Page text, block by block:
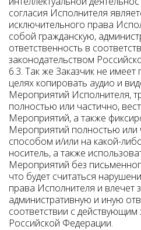
согласия Исполнителя
исключительного права
собой гражданскую,
ответственность в
законодательством
6.3. Так же Заказчик не
целях копировать аудио и
Мероприятий Исполнителя,
полностью или частично,
Мероприятий, а также
Мероприятий полностью или
способом и/или на какой-
носитель, а также
Мероприятий без
что будет считаться
права Исполнителя и влечет
административную и иную
соответствии с действующим
Российской Федерации.